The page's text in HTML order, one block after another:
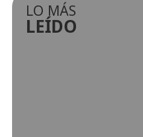
LO MÁS
LEÍDO